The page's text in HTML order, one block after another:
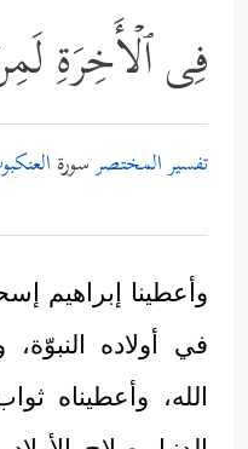
فِی ٱلۡأَخِرَةِ
تفسير المختصرسورة
وأعطينا إبراهيم
في أولاده
الله، وأعطيناه